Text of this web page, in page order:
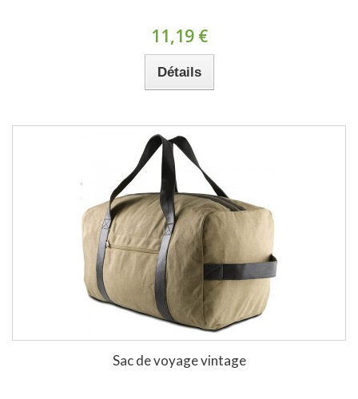
11,19 €
Détails
Sac de voyage vintage